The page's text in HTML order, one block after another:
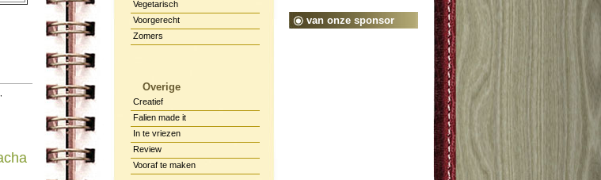
Vegetarisch
Voorgerecht
Zomers
Overige
Creatief
Falien made it
In te vriezen
Review
Vooraf te maken
van onze sponsor